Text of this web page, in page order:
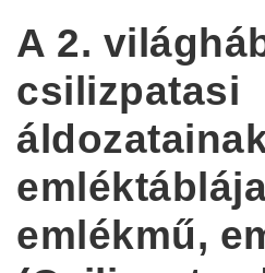
A 2.
csilizpatasi
emlékmű,